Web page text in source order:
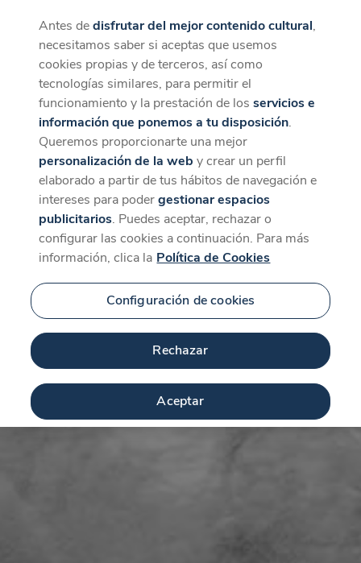
CaixaForum+
La mejor experiencia desde la App
Descargar
Antes dedisfrutar del mejor contenido cultural,
necesitamos saber si aceptas que usemos
cookies propias y de terceros, así como
tecnologías similares, para permitir el
funcionamiento y la prestación de losservicios e
información que ponemos a tu disposición.
Queremos proporcionarte una mejor
personalización de la web y crear un perfil
elaborado a partir de tus hábitos de navegación e
intereses para podergestionar espacios
publicitarios. Puedes aceptar, rechazar o
configurar las cookies a continuación. Para más
información, clica la Política de Cookies
Configuración de cookies
Rechazar
Aceptar